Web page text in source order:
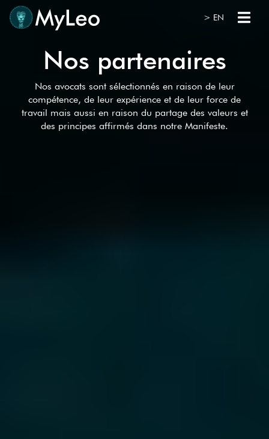
> EN
Nos partenaires
Nos avocats sont sélectionnés en raison de leur
compétence, de leur expérience et de leur force de
travail mais aussi en raison du partage des valeurs et
des principes affirmés dans notre Manifeste.